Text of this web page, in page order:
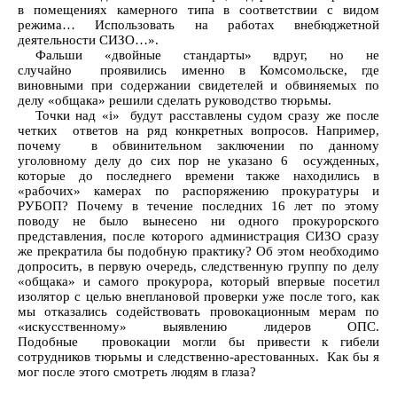
в помещениях камерного типа в соответствии с видом
режима… Использовать на работах внебюджетной
деятельности СИЗО…».
Фальши «двойные стандарты» вдруг, но не
случайно проявились именно в Комсомольске, где
виновными при содержании свидетелей и обвиняемых по
делу «общака» решили сделать руководство тюрьмы.
Точки над «i» будут расставлены судом сразу же после
четких ответов на ряд конкретных вопросов. Например,
почему в обвинительном заключении по данному
уголовному делу до сих пор не указано 6 осужденных,
которые до последнего времени также находились в
«рабочих» камерах по распоряжению прокуратуры и
РУБОП? Почему в течение последних 16 лет по этому
поводу не было вынесено ни одного прокурорского
представления, после которого администрация СИЗО сразу
же прекратила бы подобную практику? Об этом необходимо
допросить, в первую очередь, следственную группу по делу
«общака» и самого прокурора, который впервые посетил
изолятор с целью внеплановой проверки уже после того, как
мы отказались содействовать провокационным мерам по
«искусственному» выявлению лидеров ОПС.
Подобные провокации могли бы привести к гибели
сотрудников тюрьмы и следственно-арестованных. Как бы я
мог после этого смотреть людям в глаза?